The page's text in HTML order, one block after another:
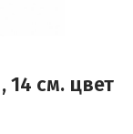
см. цвет